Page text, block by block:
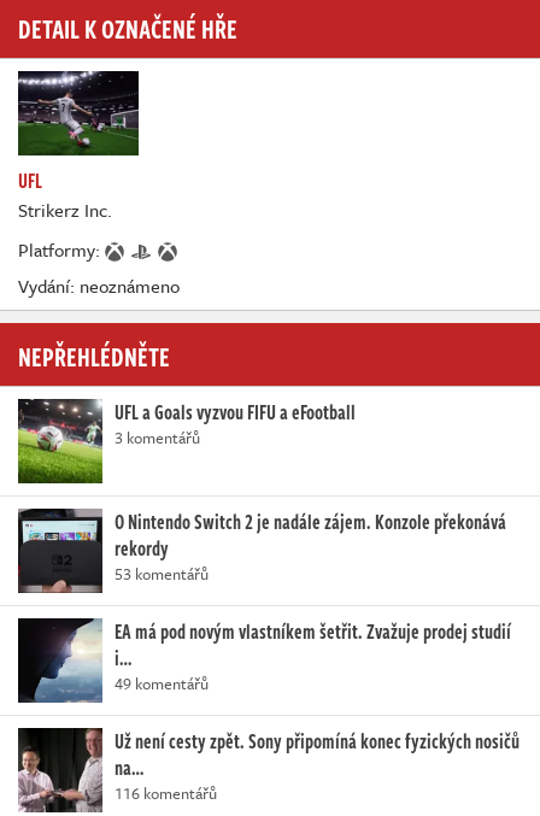
DETAIL K OZNAČENÉ HŘE
UFL
Strikerz Inc.
Platformy:
Vydání: neoznámeno
NEPŘEHLÉDNĚTE
UFL a Goals vyzvou FIFU a eFootball
3 komentářů
O Nintendo Switch 2 je nadále zájem. Konzole překonává
rekordy
53 komentářů
EA má pod novým vlastníkem šetřit. Zvažuje prodej studií
i…
49 komentářů
Už není cesty zpět. Sony připomíná konec fyzických nosičů
na…
116 komentářů